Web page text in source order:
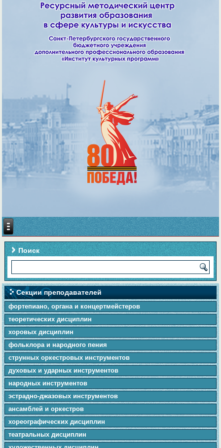
Поиск
Секции преподавателей
фортепиано, органа и концертмейстеров
теоретических дисциплин
хоровых дисциплин
фольклора и народного пения
cтpунныx оркестровых инструментов
духовых и ударных инструментов
народных инструментов
эстрадно-джазовых инструментов
ансамблей и оркестров
хореографических дисциплин
театральных дисциплин